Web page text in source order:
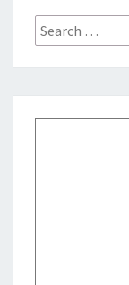
Search
for: